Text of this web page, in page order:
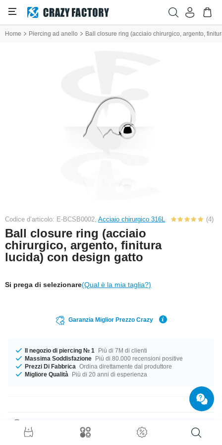
Home Piercing ad anello Ball closure ring (acciaio chirurgico, argento,
Codice d’articolo: E-BCSB0002, Acciaio chirurgico 316L (4)
Ball closure ring (acciaio
chirurgico, argento, finitura
lucida) con design gatto
Si prega di selezionare(Qual è la mia taglia?)
Garanzia Miglior Prezzo Crazy
Il negozio di piercing № 1
Più di 7M di clienti
Massima Soddisfazione Più di 80.000 recensioni positive
Prezzi Di Fabbrica Ordina direttamente dal produttore
Migliore Qualità
Più di 20 anni di esperienza
Disponibile in calibro 1.2 mm Il compagno perfetto per ogni occasione....